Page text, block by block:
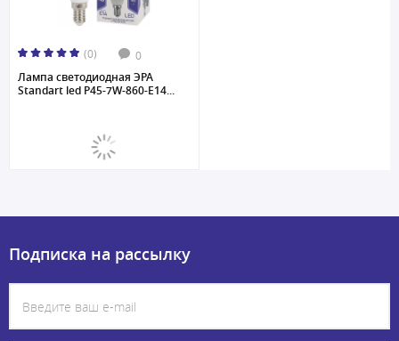
(0) 0
Лампа светодиодная ЭРА
Standart led P45-7W-860-E14...
Подписка на рассылку